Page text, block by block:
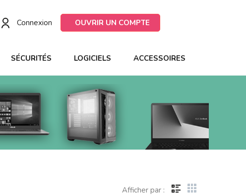
Connexion OUVRIR UN COMPTE
SÉCURITÉS LOGICIELS ACCESSOIRES
Afficher par :